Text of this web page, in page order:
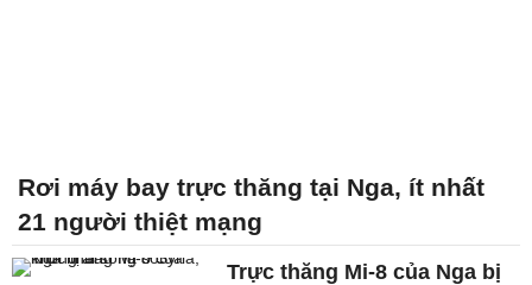
Rơi máy bay trực thăng tại Nga, ít nhất
21 người thiệt mạng
Trực thăng Mi-8 của Nga bị